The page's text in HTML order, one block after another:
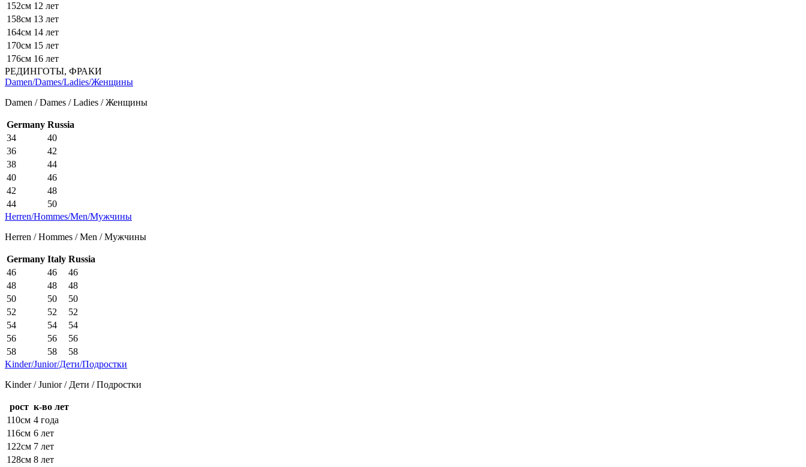
152см 12 лет
158см 13 лет
164см 14 лет
170см 15 лет
176см 16 лет
РЕДИНГОТЫ, ФРАКИ
Damen/Dames/Ladies/Женщины
Damen / Dames / Ladies / Женщины
Germany Russia
34
40
36
42
38
44
40
46
42
48
44
50
Herren/Hommes/Men/Мужчины
Herren / Hommes / Men / Мужчины
Germany Italy Russia
46
46
46
48
48
48
50
50
50
52
52
52
54
54
54
56
56
56
58
58
58
Kinder/Junior/Дети/Подростки
Kinder / Junior / Дети / Подростки
рост к-во лет
110см 4 года
116см 6 лет
122см 7 лет
128см 8 лет